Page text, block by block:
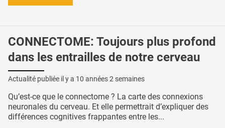
CONNECTOME: Toujours plus profond
dans les entrailles de notre cerveau
Actualité publiée il y a 10 années 2 semaines
Qu’est-ce que le connectome ? La carte des connexions
neuronales du cerveau. Et elle permettrait d’expliquer des
différences cognitives frappantes entre les...